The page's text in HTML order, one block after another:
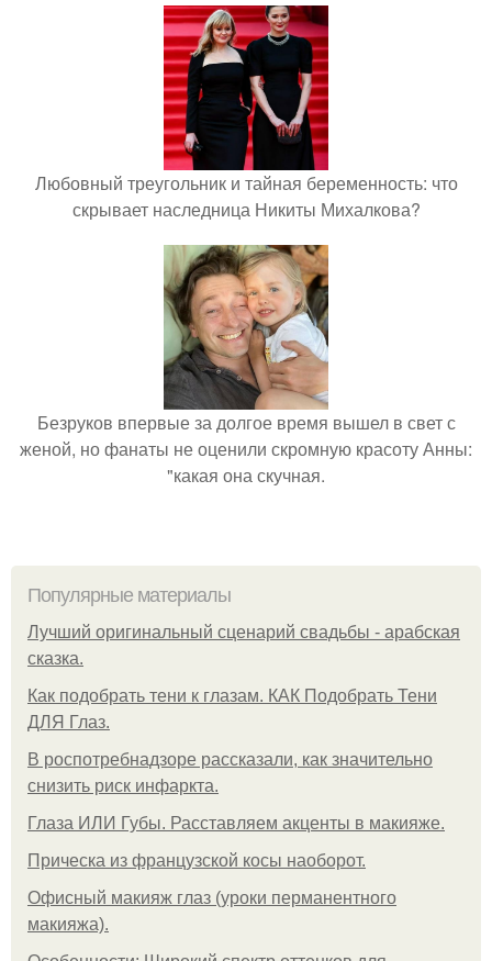
Любовный треугольник и тайная беременность: что
скрывает наследница Никиты Михалкова?
Безруков впервые за долгое время вышел в свет с
женой, но фанаты не оценили скромную красоту Анны:
"какая она скучная.
Популярные материалы
Лучший оригинальный сценарий свадьбы - арабская
сказка.
Как подобрать тени к глазам. КАК Подобрать Тени
ДЛЯ Глаз.
В роспотребнадзоре рассказали, как значительно
снизить риск инфаркта.
Глаза ИЛИ Губы. Расставляем акценты в макияже.
Прическа из французской косы наоборот.
Офисный макияж глаз (уроки перманентного
макияжа).